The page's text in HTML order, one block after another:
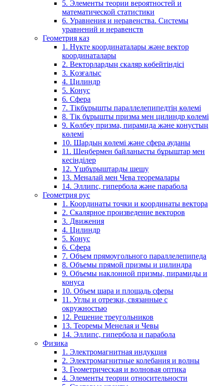
5. Элементы теории вероятностей и
математической статистики
6. Уравнения и неравенства. Системы
уравнений и неравенств
Геометрия каз
1. Нүкте координаталары және вектор
координаталары
2. Векторлардың скаляр көбейтіндісі
3. Қозғалыс
4. Цилиндр
5. Конус
6. Сфера
7. Тікбұрышты параллелепипедтің көлемі
8. Тік бұрышты призма мен цилиндр көлемі
9. Көлбеу призма, пирамида және конустың
көлемі
10. Шардың көлемі және сфера ауданы
11. Шеңбермен байланысты бұрыштар мен
кесінділер
12. Үшбұрыштарды шешу
13. Меналай мен Чева теоремалары
14. Эллипс, гипербола және парабола
Геометрия рус
1. Координаты точки и координаты вектора
2. Скалярное произведение векторов
3. Движения
4. Цилиндр
5. Конус
6. Сфера
7. Объем прямоугольного параллелепипеда
8. Объемы прямой призмы и цилиндра
9. Объемы наклонной призмы, пирамиды и
конуса
10. Объем шара и площадь сферы
11. Углы и отрезки, связанные с
окружностью
12. Решение треугольников
13. Теоремы Менелая и Чевы
14. Эллипс, гипербола и парабола
Физика
1. Электромагнитная индукция
2. Электромагнитные колебания и волны
3. Геометрическая и волновая оптика
4. Элементы теории относительности